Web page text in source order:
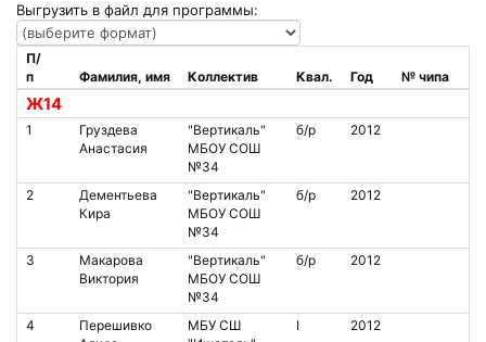
Выгрузить в файл для программы:
Ж14
П/
п
Фамилия, имя Коллектив Квал. Год № чипа
1
Груздева
Анастасия
"Вертикаль"
МБОУ СОШ
№34
б/р 2012
2
Дементьева
Кира
"Вертикаль"
МБОУ СОШ
№34
б/р 2012
3
Макарова
Виктория
"Вертикаль"
МБОУ СОШ
№34
б/р 2012
4
Перешивко
МБУ СШ
I 2012